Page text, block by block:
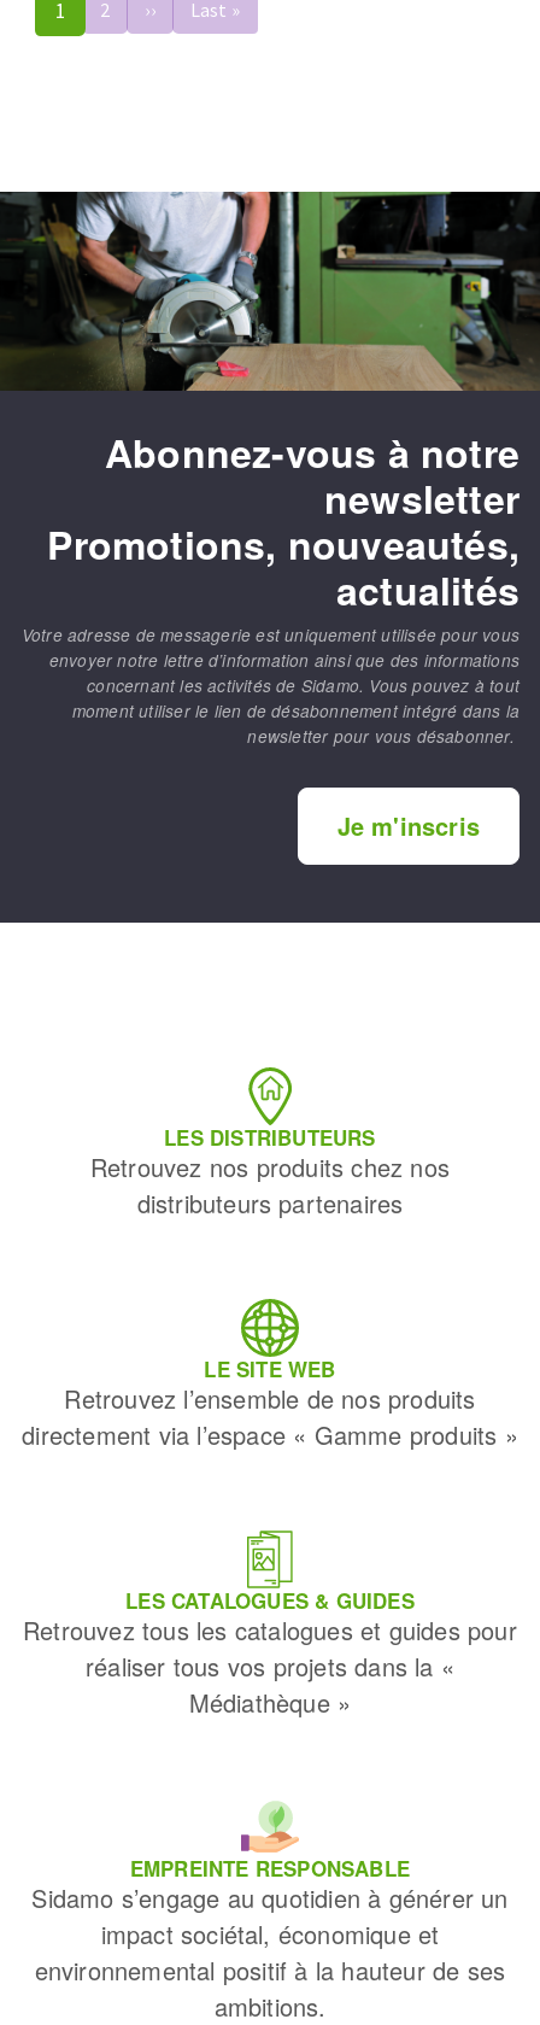
Pagination
1 2 ››Page
suivante
Last »
page
Abonnez-vous à notre
newsletter
Promotions, nouveautés,
actualités
Votre adresse de messagerie est uniquement utilisée pour vous
envoyer notre lettre d’information ainsi que des informations
concernant les activités de Sidamo. Vous pouvez à tout
moment utiliser le lien de désabonnement intégré dans la
newsletter pour vous désabonner.
Je m'inscris
LES DISTRIBUTEURS
Retrouvez nos produits chez nos
distributeurs partenaires
LE SITE WEB
Retrouvez l’ensemble de nos produits
directement via l’espace « Gamme produits »
LES CATALOGUES & GUIDES
Retrouvez tous les catalogues et guides pour
réaliser tous vos projets dans la «
Médiathèque »
EMPREINTE RESPONSABLE
Sidamo s’engage au quotidien à générer un
impact sociétal, économique et
environnemental positif à la hauteur de ses
ambitions.